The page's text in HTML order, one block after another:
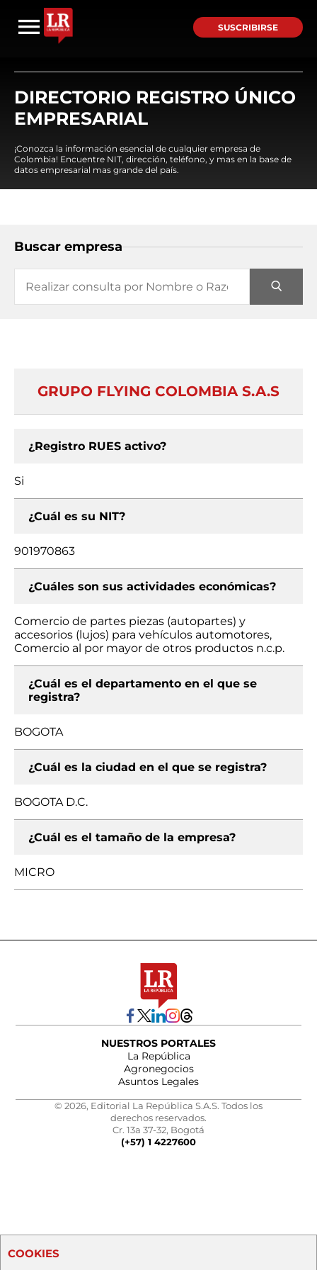
SUSCRIBIRSE
DIRECTORIO REGISTRO ÚNICO
EMPRESARIAL
¡Conozca la información esencial de cualquier empresa de
Colombia! Encuentre NIT, dirección, teléfono, y mas en la base de
datos empresarial mas grande del país.
Buscar empresa
GRUPO FLYING COLOMBIA S.A.S
¿Registro RUES activo?
Si
¿Cuál es su NIT?
901970863
¿Cuáles son sus actividades económicas?
Comercio de partes piezas (autopartes) y
accesorios (lujos) para vehículos automotores,
Comercio al por mayor de otros productos n.c.p.
¿Cuál es el departamento en el que se
registra?
BOGOTA
¿Cuál es la ciudad en el que se registra?
BOGOTA D.C.
¿Cuál es el tamaño de la empresa?
MICRO
NUESTROS PORTALES
La República
Agronegocios
Asuntos Legales
© 2026, Editorial La República S.A.S. Todos los
derechos reservados.
Cr. 13a 37-32, Bogotá
(+57) 1 4227600
COOKIES